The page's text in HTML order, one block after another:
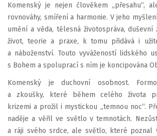
Komenský je nejen člověkem „přesahu“,
rovnováhy, smíření a harmonie. V jeho
umění a věda, tělesná životospráva,
život, teorie a praxe, k tomu přidává i
a náboženství. Touto vyvážeností lidského
s Bohem a spoluprací s ním je koncipována
Komenský je duchovní osobnost.
a zkoušky, které během celého života
krizemi a prožil i mystickou „temnou noc“.
naděje a věřil ve světlo v temnotách.
a ráji svého srdce, ale světlo, které poznal